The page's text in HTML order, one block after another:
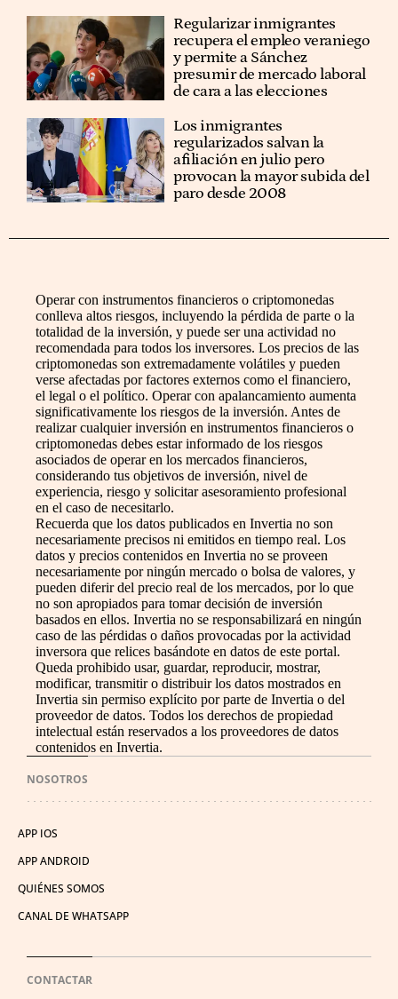
Regularizar inmigrantes
recupera el empleo veraniego
y permite a Sánchez
presumir de mercado laboral
de cara a las elecciones
Los inmigrantes
regularizados salvan la
afiliación en julio pero
provocan la mayor subida del
paro desde 2008
Operar con instrumentos financieros o criptomonedas
conlleva altos riesgos, incluyendo la pérdida de parte o la
totalidad de la inversión, y puede ser una actividad no
recomendada para todos los inversores. Los precios de las
criptomonedas son extremadamente volátiles y pueden
verse afectadas por factores externos como el financiero,
el legal o el político. Operar con apalancamiento aumenta
significativamente los riesgos de la inversión. Antes de
realizar cualquier inversión en instrumentos financieros o
criptomonedas debes estar informado de los riesgos
asociados de operar en los mercados financieros,
considerando tus objetivos de inversión, nivel de
experiencia, riesgo y solicitar asesoramiento profesional
en el caso de necesitarlo.
Recuerda que los datos publicados en Invertia no son
necesariamente precisos ni emitidos en tiempo real. Los
datos y precios contenidos en Invertia no se proveen
necesariamente por ningún mercado o bolsa de valores, y
pueden diferir del precio real de los mercados, por lo que
no son apropiados para tomar decisión de inversión
basados en ellos. Invertia no se responsabilizará en ningún
caso de las pérdidas o daños provocadas por la actividad
inversora que relices basándote en datos de este portal.
Queda prohibido usar, guardar, reproducir, mostrar,
modificar, transmitir o distribuir los datos mostrados en
Invertia sin permiso explícito por parte de Invertia o del
proveedor de datos. Todos los derechos de propiedad
intelectual están reservados a los proveedores de datos
contenidos en Invertia.
NOSOTROS
APP IOS
APP ANDROID
QUIÉNES SOMOS
CANAL DE WHATSAPP
CONTACTAR